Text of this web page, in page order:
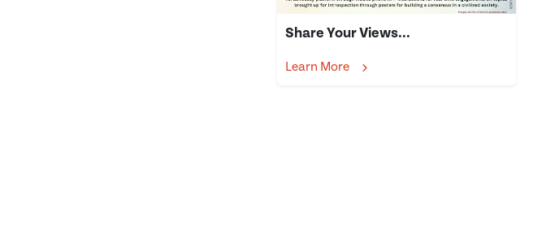
Share Your Views...
Learn More